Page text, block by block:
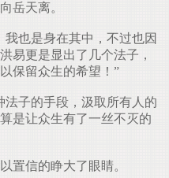
岳天离。
也是身在其中，不过也因
易更是显出了几个法子，
保留众生的希望！”
子的手段，汲取所有人的
是让众生有了一丝不灭的
置信的睁大了眼睛。